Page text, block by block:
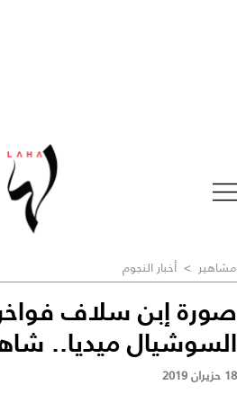
مشاهير > أخبار النجوم
صورة إبن سلاف
السوشيال ميديا..
18 حزيران 2019